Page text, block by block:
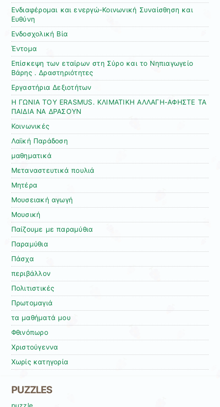
Ενδιαφέρομαι και ενεργώ-Κοινωνική Συναίσθηση και
Ευθύνη
Ενδοσχολική Βία
Έντομα
Επίσκεψη των εταίρων στη Σύρο και το Νηπιαγωγείο
Βάρης . Δραστηριότητες
Εργαστήρια Δεξιοτήτων
Η ΓΩΝΙΑ ΤΟΥ ERASMUS. ΚΛΙΜΑΤΙΚΗ ΑΛΛΑΓΗ-ΑΦΗΣΤΕ ΤΑ
ΠΑΙΔΙΑ ΝΑ ΔΡΑΣΟΥΝ
Κοινωνικές
Λαϊκή Παράδοση
μαθηματικά
Μεταναστευτικά πουλιά
Μητέρα
Μουσειακή αγωγή
Μουσική
Παίζουμε με παραμύθια
Παραμύθια
Πάσχα
περιβάλλον
Πολιτιστικές
Πρωτομαγιά
τα μαθήματά μου
Φθινόπωρο
Χριστούγεννα
Χωρίς κατηγορία
PUZZLES